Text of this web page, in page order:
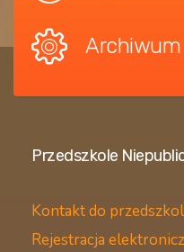
Archiwum
Przedszkole
Kontakt do
Rejestracja